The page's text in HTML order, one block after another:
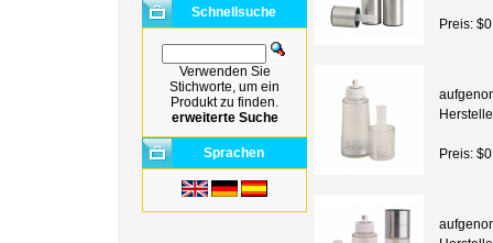
Schnellsuche
Verwenden Sie
Stichworte, um ein
Produkt zu finden.
erweiterte Suche
Sprachen
Preis:
Preis: